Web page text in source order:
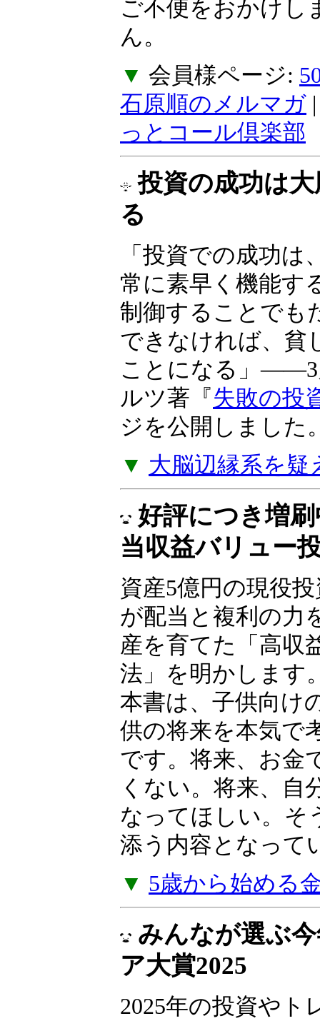
ご不便をおかけし
ん。
▼ 会員様ページ:
石原順のメルマガ
っとコール倶楽部
投資の成功は
る
「投資での成功は
常に素早く機能す
制御することでも
できなければ、貧
ことになる」――3
ルツ著『失敗の投
ジを公開しました
▼ 大脳辺縁系を
好評につき増
当収益バリュー
資産5億円の現役
が配当と複利の力
産を育てた「高収
法」を明かします
本書は、子供向け
供の将来を本気で
です。将来、お金
くない。将来、自
なってほしい。そ
添う内容となって
▼ 5歳から始める
みんなが選ぶ
ア大賞2025
2025年の投資やト